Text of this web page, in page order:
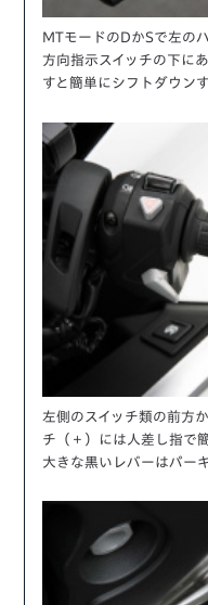
MTモードのDかSで左の
方向指示スイッチの下に
すと簡単にシフトダウンす
左側のスイッチ類の前方
チ（＋）には人差し指で
大きな黒いレバーはパー